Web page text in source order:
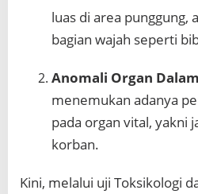
luas di area punggung,
bagian wajah seperti
Anomali Organ Dalam
menemukan adanya
pada organ vital, yakni
korban.
Kini, melalui uji Toksikologi